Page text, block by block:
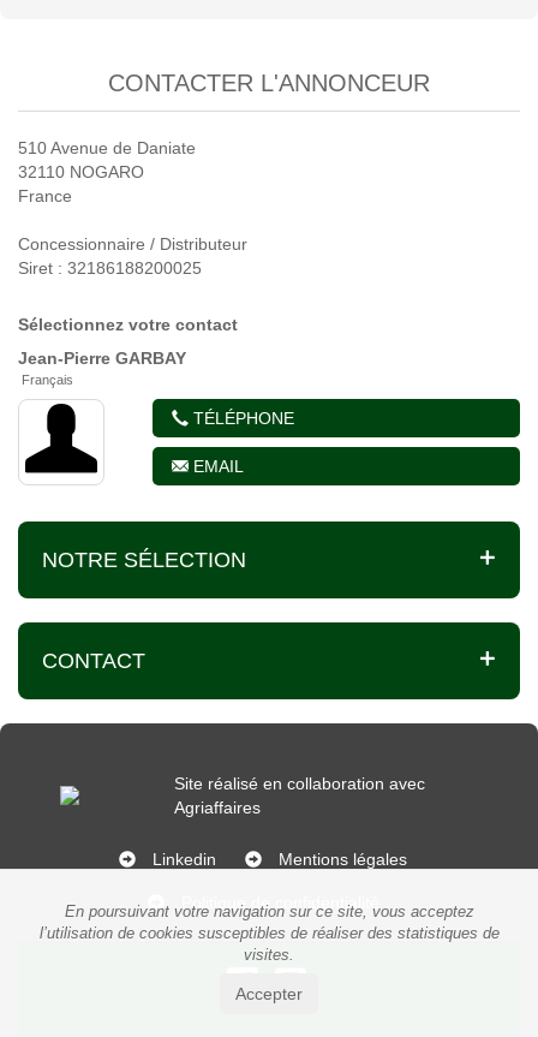
En poursuivant votre navigation sur ce site, vous acceptez
l’utilisation de cookies susceptibles de réaliser des statistiques de
visites.
Accepter
CONTACTER L'ANNONCEUR
510 Avenue de Daniate
32110 NOGARO
France
Concessionnaire / Distributeur
Siret : 32186188200025
Sélectionnez votre contact
Jean-Pierre GARBAY
Français
TÉLÉPHONE
EMAIL
NOTRE SÉLECTION
CONTACT
Site réalisé en collaboration avec
Agriaffaires
Linkedin Mentions légales
Politique de confidentialité